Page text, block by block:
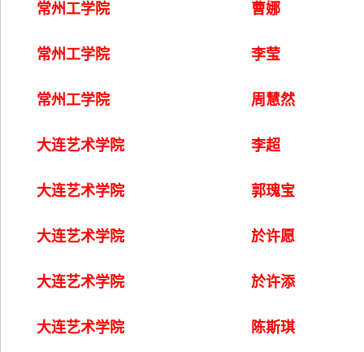
常州工学院 曹娜
常州工学院 李莹
常州工学院 周慧然
大连艺术学院 李超
大连艺术学院 郭瑰宝
大连艺术学院 於许愿
大连艺术学院 於许添
大连艺术学院 陈斯琪